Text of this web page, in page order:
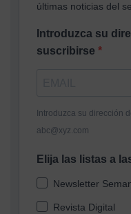
últimas noticias del
Introduzca su
suscribirse
Introduzca su dirección
abc@xyz.com
Elija las listas a
Newsletter
Revista Digital